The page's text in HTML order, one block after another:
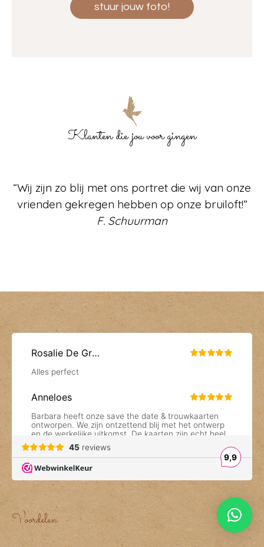
stuur jouw foto!
Klanten die jou voor gingen
een echte eyecatcher in de huiskamer! Wij zijn
er helemaal weg van!”
M. Veenendal
Voordelen